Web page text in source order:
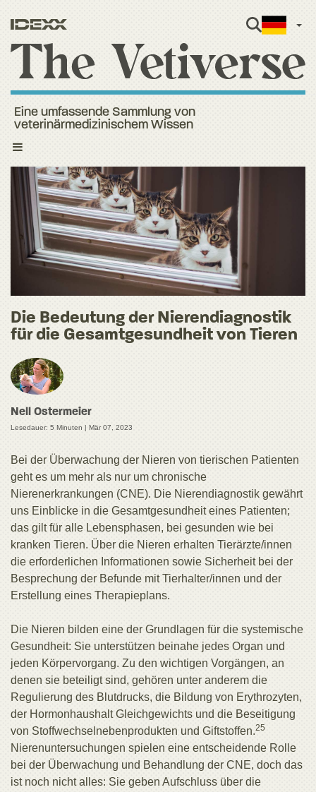
Toggle
Eine umfassende Sammlung von
veterinärmedizinischem Wissen
Die Bedeutung der Nierendiagnostik
für die Gesamtgesundheit von Tieren
Nell Ostermeier
Lesedauer: 5 Minuten | Mär 07, 2023
Bei der Überwachung der Nieren von tierischen Patienten
geht es um mehr als nur um chronische
Nierenerkrankungen (CNE). Die Nierendiagnostik gewährt
uns Einblicke in die Gesamtgesundheit eines Patienten;
das gilt für alle Lebensphasen, bei gesunden wie bei
kranken Tieren. Über die Nieren erhalten Tierärzte/innen
die erforderlichen Informationen sowie Sicherheit bei der
Besprechung der Befunde mit Tierhalter/innen und der
Erstellung eines Therapieplans.
Die Nieren bilden eine der Grundlagen für die systemische
Gesundheit: Sie unterstützen beinahe jedes Organ und
jeden Körpervorgang. Zu den wichtigen Vorgängen, an
denen sie beteiligt sind, gehören unter anderem die
Regulierung des Blutdrucks, die Bildung von Erythrozyten,
der Hormonhaushalt Gleichgewichts und die Beseitigung
von Stoffwechselnebenprodukten und Giftstoffen.25
Nierenuntersuchungen spielen eine entscheidende Rolle
bei der Überwachung und Behandlung der CNE, doch das
ist noch nicht alles: Sie geben Aufschluss über die